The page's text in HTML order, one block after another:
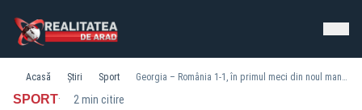
Acasă Știri Sport Georgia – România 1-1, în primul meci din noul mandat al lui Gică Hagi ca selecționer
SPORT· 2 min citire